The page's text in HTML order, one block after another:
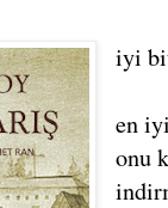
iyi
en
onu